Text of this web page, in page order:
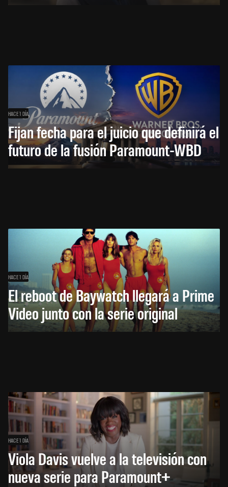
HACE 1 DÍA
Fijan fecha para el juicio que definirá el
futuro de la fusión Paramount-WBD
HACE 1 DÍA
El reboot de Baywatch llegará a Prime
Video junto con la serie original
HACE 1 DÍA
Viola Davis vuelve a la televisión con
nueva serie para Paramount+